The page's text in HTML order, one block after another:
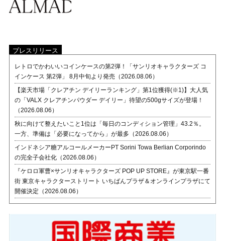
プレスリリース
レトロでかわいいコインケースの第2弾！「サンリオキャラクターズ コ
インケース 第2弾」 8月中旬より発売（2026.08.06）
【楽天市場「クレアチン デイリーランキング」第1位獲得(※1)】大人気
の「VALX クレアチンパウダー デイリー」待望の500gサイズが登場！
（2026.08.06）
秋に向けて整えたいこと1位は「毎日のコンディション管理」43.2％。
一方、準備は「必要になってから」が最多（2026.08.06）
インドネシア糖アルコールメーカーPT Sorini Towa Berlian Corporindo
の完全子会社化（2026.08.06）
『ケロロ軍曹×サンリオキャラクターズ POP UP STORE』が東京駅一番
街 東京キャラクターストリート いちばんプラザ＆オンラインプラザにて
開催決定（2026.08.06）